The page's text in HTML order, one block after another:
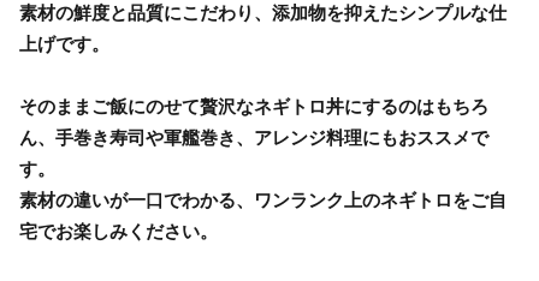
素材の鮮度と品質にこだわり、添加物を抑えたシンプルな仕
上げです。
そのままご飯にのせて贅沢なネギトロ丼にするのはもちろ
ん、手巻き寿司や軍艦巻き、アレンジ料理にもおススメで
す。
素材の違いが一口でわかる、ワンランク上のネギトロをご自
宅でお楽しみください。